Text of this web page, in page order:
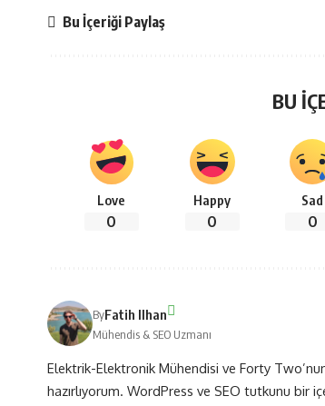
Bu İçeriği Paylaş
BU
Love
0
Happy
0
Sad
0
ByFatih Ilhan
Mühendis & SEO Uzmanı
Elektrik-Elektronik Mühendisi ve Forty
hazırlıyorum. WordPress ve SEO tutkunu bir